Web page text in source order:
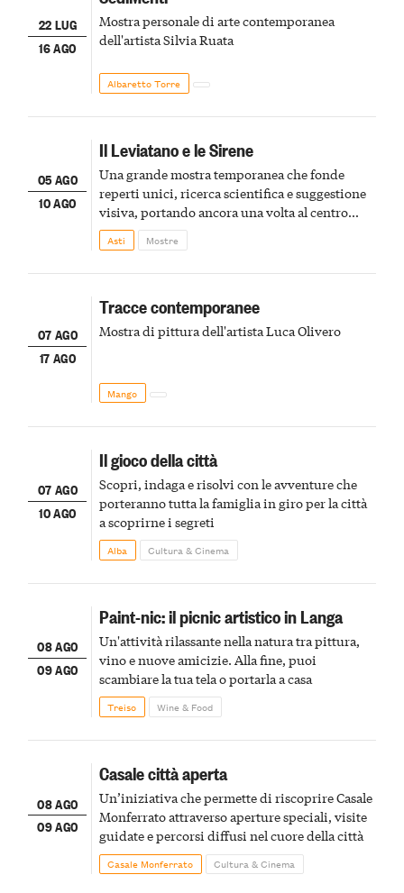
22 LUG
16 AGO
Mostra personale di arte contemporanea
dell'artista Silvia Ruata
Albaretto Torre
05 AGO
10 AGO
Il Leviatano e le Sirene
Una grande mostra temporanea che fonde
reperti unici, ricerca scientifica e suggestione
visiva, portando ancora una volta al centro
della scena le meraviglie del passato astigiano
Asti Mostre
07 AGO
17 AGO
Tracce contemporanee
Mostra di pittura dell'artista Luca Olivero
Mango
07 AGO
10 AGO
Il gioco della città
Scopri, indaga e risolvi con le avventure che
porteranno tutta la famiglia in giro per la città
a scoprirne i segreti
Alba Cultura & Cinema
08 AGO
09 AGO
Paint-nic: il picnic artistico in Langa
Un'attività rilassante nella natura tra pittura,
vino e nuove amicizie. Alla fine, puoi
scambiare la tua tela o portarla a casa
Treiso Wine & Food
08 AGO
09 AGO
Casale città aperta
Un’iniziativa che permette di riscoprire Casale
Monferrato attraverso aperture speciali, visite
guidate e percorsi diffusi nel cuore della città
Casale Monferrato Cultura & Cinema